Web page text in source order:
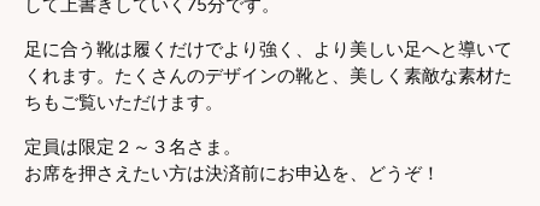
して上書きしていく75分です。
足に合う靴は履くだけでより強く、より美しい足へと導いて
くれます。 たくさんのデザインの靴と、美しく素敵な素材た
ちもご覧いただけます。
定員は限定２～３名さま。
お席を押さえたい方は決済前にお申込を、どうぞ！